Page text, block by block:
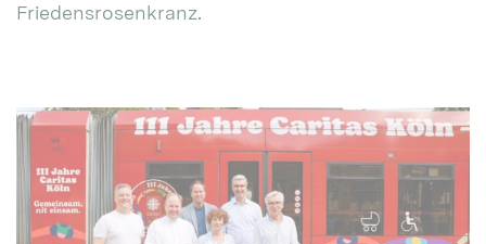
Friedensrosenkranz.